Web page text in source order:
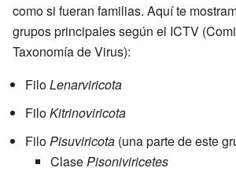
como si fueran familias. Aquí te
grupos principales según el ICTV
Taxonomía de Virus):
FiloLenarviricota
FiloKitrinoviricota
FiloPisuviricota (una parte de este
ClasePisoniviricetes